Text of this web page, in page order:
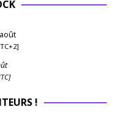
!